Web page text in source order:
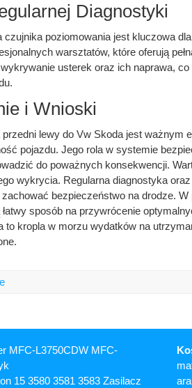
Diagnostyki
czujnika poziomowania jest kluczowa
warsztatów, które oferują
usterek oraz ich naprawa, co
i Wnioski
lewy do Vw Skoda jest ważnym
pojazdu. Jego rola w systemie
do poważnych konsekwencji.
wykrycia. Regularna diagnostyka
bezpieczeństwo na drodze.
sposób na przywrócenie
to kropla w morzu wydatków na
MFC-L3750CDW MFC-
15 3580 3581 3583 Zasilacz